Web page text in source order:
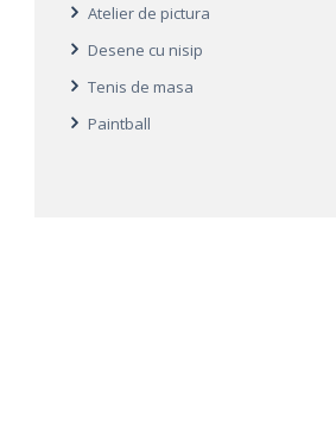
Atelier de pictura
Desene cu nisip
Tenis de masa
Paintball